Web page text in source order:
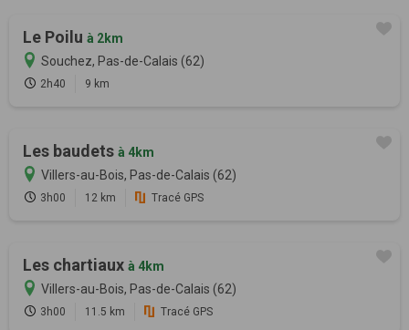
Le Poilu à 2km
Souchez, Pas-de-Calais (62)
2h40 9 km
Les baudets à 4km
Villers-au-Bois, Pas-de-Calais (62)
3h00 12 km Tracé GPS
Les chartiaux à 4km
Villers-au-Bois, Pas-de-Calais (62)
3h00 11.5 km Tracé GPS